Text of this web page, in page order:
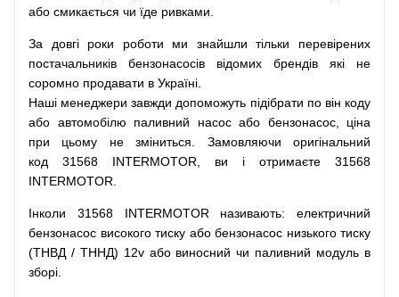
або смикається чи їде ривками
За довгі роки роботи ми знайшли тільки
перевірених
постачальників
бензонасосів відомих брендів які
не
соромно продавати в Україні.
Наші менеджери завжди допоможуть підібрати по він коду
або автомобілю паливний насос або бензонасос,
ціна
при
цьому не зміниться Замовляючи
оригінальний
код 31568 INTERMOTOR, ви і отримаєте 31568
INTERMOTOR.
Інколи 31568 INTERMOTOR називають:
електричний
бензонасос високого тиску або бензонасос низького тиску
(ТНВД / ТННД) 12v або виносний чи паливний модуль в
зборі